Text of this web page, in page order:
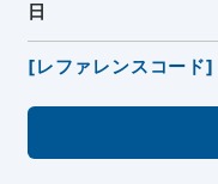
日
[レファレンスコード]